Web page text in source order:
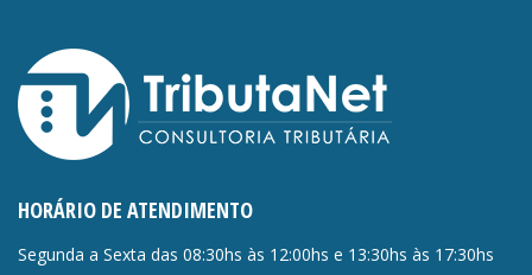
HORÁRIO DE ATENDIMENTO
Segunda a Sexta das 08:30hs às 12:00hs e 13:30hs às 17:30hs